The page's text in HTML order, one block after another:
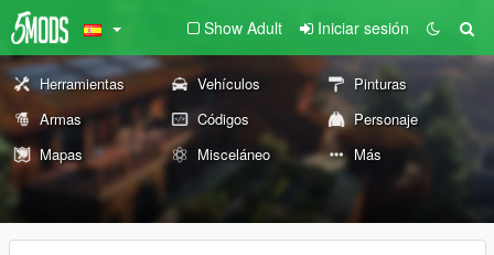
Show Adult Iniciar sesión
Herramientas Vehículos
Pinturas
Armas
Códigos
Personaje
Mapas
Misceláneo Más